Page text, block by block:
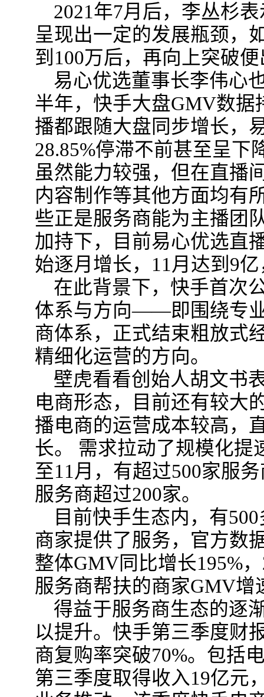
2021年7月后，李丛杉
呈现出一定的发展瓶颈，
到100万后，再向上突破
易心优选董事长李伟心
半年，快手大盘GMV数
播都跟随大盘同步增长，
28.85%停滞不前甚至呈下
虽然能力较强，但在直播
内容制作等其他方面均有
些正是服务商能为主播团
加持下，目前易心优选直
始逐月增长，11月达到9
在此背景下，快手首次
体系与方向——即围绕专
商体系，正式结束粗放式
精细化运营的方向。
壁虎看看创始人胡文书
电商形态，目前还有较大
播电商的运营成本较高，
长。 需求拉动了规模化提
至11月，有超过500家服
服务商超过200家。
目前快手生态内，有
商家提供了服务，官方数
整体GMV同比增长195%
服务商帮扶的商家GMV增
得益于服务商生态的逐
以提升。快手第三季度财
商复购率突破70%。包括
第三季度取得收入19亿元